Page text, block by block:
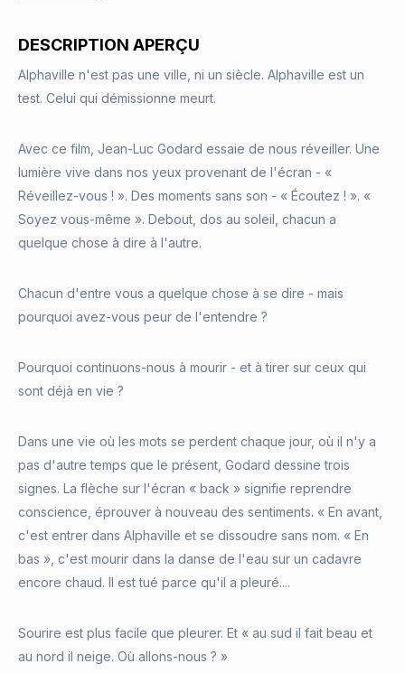
DESCRIPTION APERÇU
Alphaville n'est pas une ville, ni un siècle. Alphaville est un
test. Celui qui démissionne meurt.
Avec ce film, Jean-Luc Godard essaie de nous réveiller. Une
lumière vive dans nos yeux provenant de l'écran - «
Réveillez-vous ! ». Des moments sans son - « Écoutez ! ». «
Soyez vous-même ». Debout, dos au soleil, chacun a
quelque chose à dire à l'autre.
Chacun d'entre vous a quelque chose à se dire - mais
pourquoi avez-vous peur de l'entendre ?
Pourquoi continuons-nous à mourir - et à tirer sur ceux qui
sont déjà en vie ?
Dans une vie où les mots se perdent chaque jour, où il n'y a
pas d'autre temps que le présent, Godard dessine trois
signes. La flèche sur l'écran « back » signifie reprendre
conscience, éprouver à nouveau des sentiments. « En avant,
c'est entrer dans Alphaville et se dissoudre sans nom. « En
bas », c'est mourir dans la danse de l'eau sur un cadavre
encore chaud. Il est tué parce qu'il a pleuré....
Sourire est plus facile que pleurer. Et « au sud il fait beau et
au nord il neige. Où allons-nous ? »